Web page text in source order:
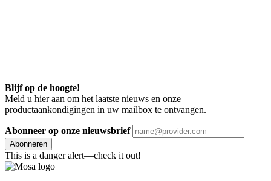
Blijf op de hoogte!
Meld u hier aan om het laatste nieuws en onze
productaankondigingen in uw mailbox te ontvangen.
Abonneer op onze nieuwsbrief
Abonneren
This is a danger alert—check it out!